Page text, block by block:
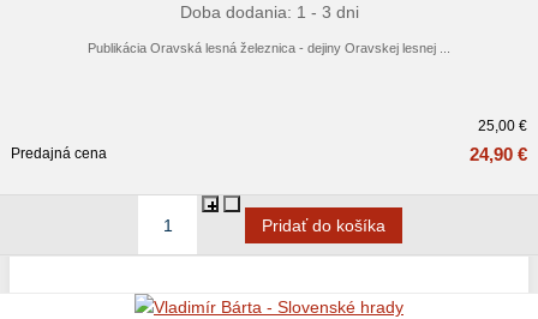
Doba dodania: 1 - 3 dni
Publikácia Oravská lesná železnica - dejiny Oravskej lesnej ...
25,00 €
Predajná cena
24,90 €